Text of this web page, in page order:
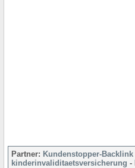
Partner: Kundenstopper-Backlink
kinderinvaliditaetsversicherung -